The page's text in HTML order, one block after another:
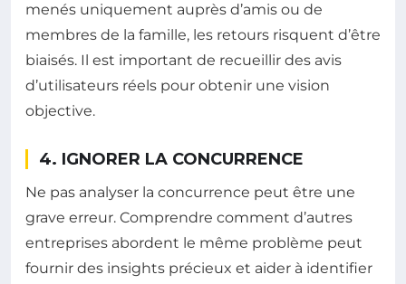
menés uniquement auprès d’amis ou de
membres de la famille, les retours risquent d’être
biaisés. Il est important de recueillir des avis
d’utilisateurs réels pour obtenir une vision
objective.
4. IGNORER LA CONCURRENCE
Ne pas analyser la concurrence peut être une
grave erreur. Comprendre comment d’autres
entreprises abordent le même problème peut
fournir des insights précieux et aider à identifier